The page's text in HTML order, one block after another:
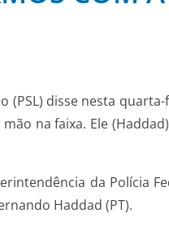
(PSL) disse nesta
na faixa. Ele
da Polícia
Haddad (PT).